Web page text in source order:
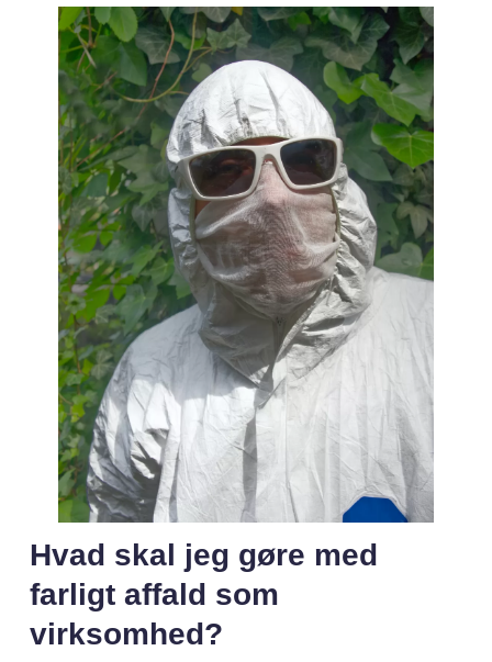
Hvad skal jeg gøre med
farligt affald som
virksomhed?